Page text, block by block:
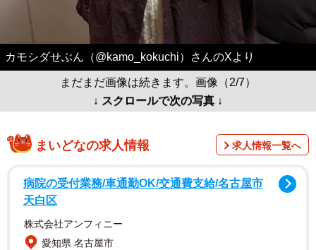
カモシダせぶん（@kamo_kokuchi）さんのXより
まだまだ画像は続きます。画像（2/7）
↓ スクロールで次の写真 ↓
まいどなの求人情報 求人情報一覧へ
病院の受付業務/車通勤OK/交通費支給/名古屋市
天白区
株式会社アンフィニー
愛知県 名古屋市